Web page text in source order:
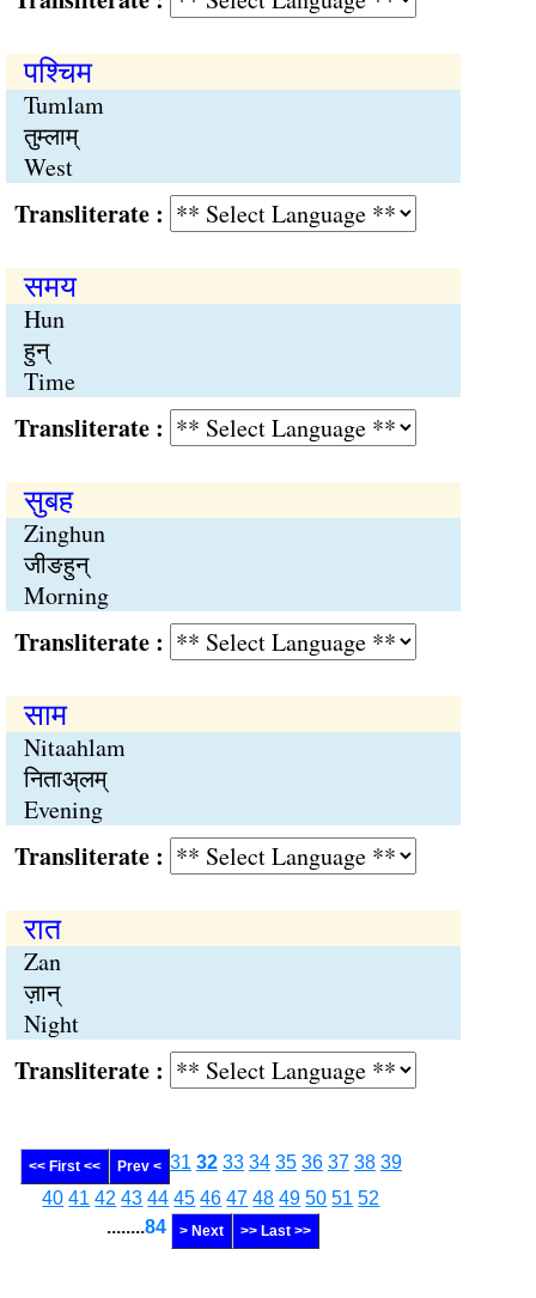
पश्चिम
Tumlam
तुम्लाम्
West
:
समय
Hun
हुन्
Time
:
सुबह
Zinghun
जीङहुन्
Morning
:
साम
Nitaahlam
निताअ्लम्
Evening
:
रात
Zan
ज़ान्
Night
:
<< First << Prev < 31 32 33 34 35 36 37 38 39
40 41 42 43 44 45 46 47 48 49 50 51 52
........84 > Next >> Last >>